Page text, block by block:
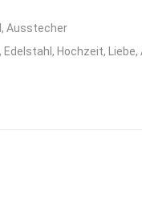
,Ausstecher
, Edelstahl, Hochzeit, Liebe,